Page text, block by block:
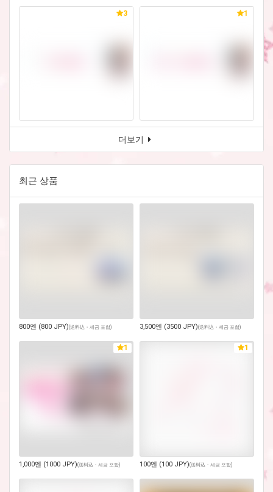
3 1
더보기
최근 상품
800엔 (800 JPY)(送料込・세금 포함) 3,500엔 (3500 JPY)(送料込・세금 포함)
1
1,000엔 (1000 JPY)(送料込・세금 포함)
1
100엔 (100 JPY)(送料込・세금 포함)